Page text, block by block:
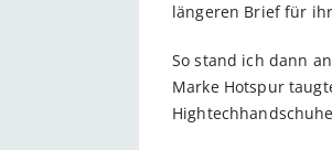
längeren Brief für
So stand ich dann
Marke Hotspur